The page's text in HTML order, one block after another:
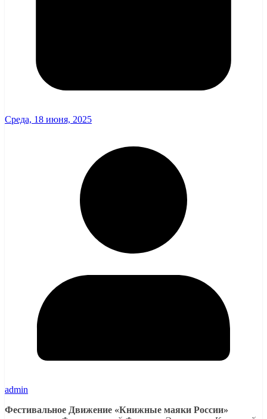
Среда, 18 июня, 2025
admin
Фестивальное Движение «Книжные маяки России»